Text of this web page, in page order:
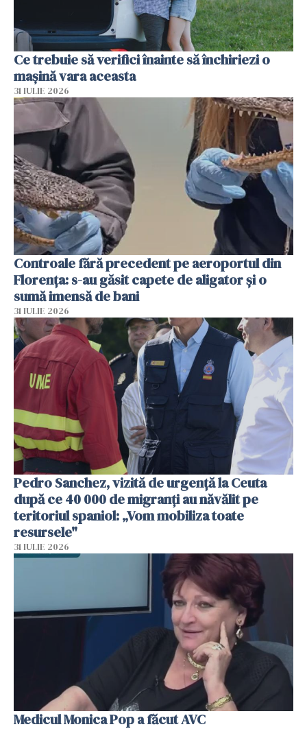
Ce trebuie să verifici înainte să închiriezi o
mașină vara aceasta
31 IULIE 2026
Controale fără precedent pe aeroportul din
Florența: s-au găsit capete de aligator și o
sumă imensă de bani
31 IULIE 2026
Pedro Sanchez, vizită de urgență la Ceuta
după ce 40 000 de migranți au năvălit pe
teritoriul spaniol: „Vom mobiliza toate
resursele"
31 IULIE 2026
Medicul Monica Pop a făcut AVC